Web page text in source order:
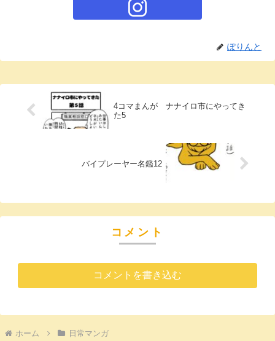
ぽりんと
4コマまんが ナナイロ市にやってき
た5
バイプレーヤー名鑑12
コメント
コメントを書き込む
ホーム 日常マンガ